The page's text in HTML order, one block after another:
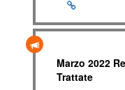
Marzo 2022
Trattate